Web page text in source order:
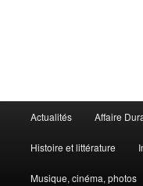
principal
Actualités Affaire
Histoire et littérature
Musique, cinéma, photos